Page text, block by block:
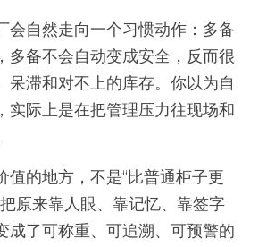
会自然走向一个习惯动作：多备
多备不会自动变成安全，反而很
呆滞和对不上的库存。你以为自
实际上是在把管理压力往现场和
值的地方，不是“比普通柜子更
原来靠人眼、靠记忆、靠签字
成了可称重、可追溯、可预警的